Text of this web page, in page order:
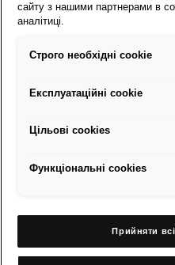
Елементи підвіски:
Маточина колеса
Важіль підвiски
Шарнiр кульовий
Опора гідравлічна
Комплекти для заміни
сайту з нашими партнерами в
аналітиці.
Строго необхідні cookie
Експлуатаційні cookie
Цільові сookies
Функціональні cookies
Прийняти